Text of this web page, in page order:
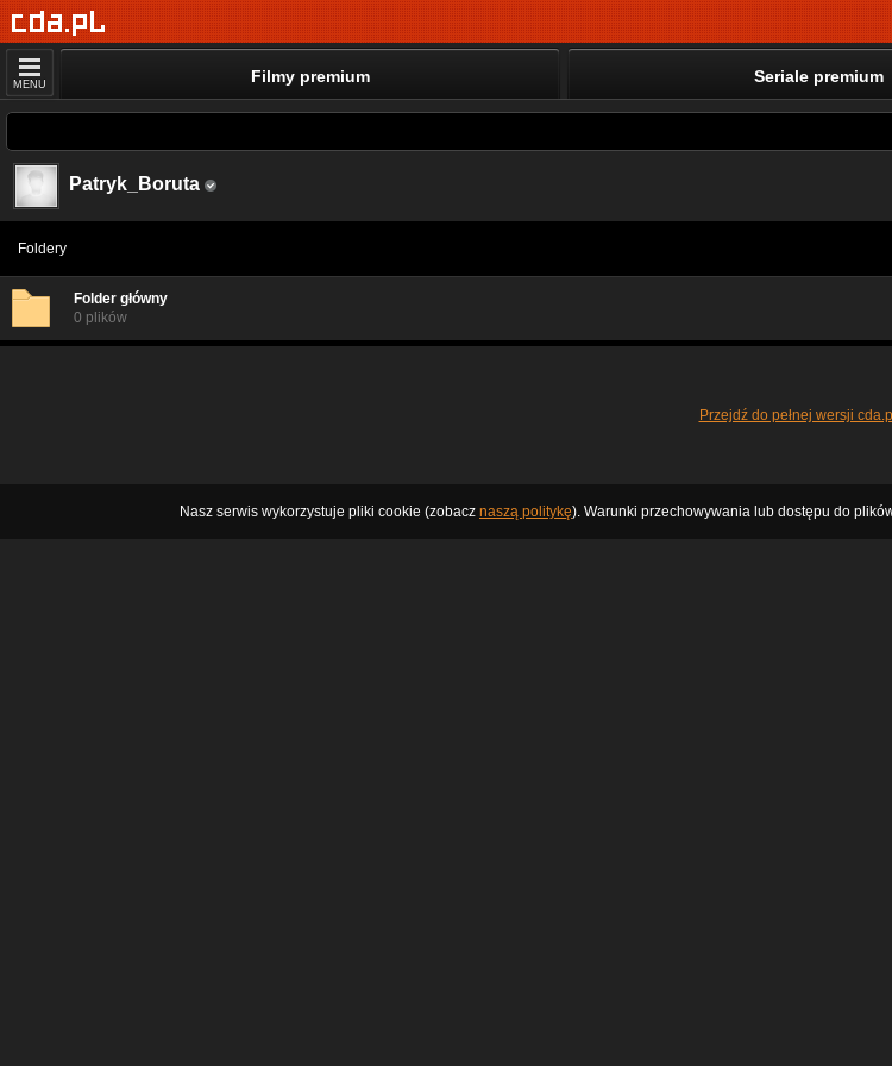
MENU Filmy premium Seriale premium
Patryk_Boruta
Foldery
Folder główny
0 plików
Przejdź do pełnej wersji cda.pl
Nasz serwis wykorzystuje pliki cookie (zobacz naszą politykę). Warunki przechowywania lub dostępu do